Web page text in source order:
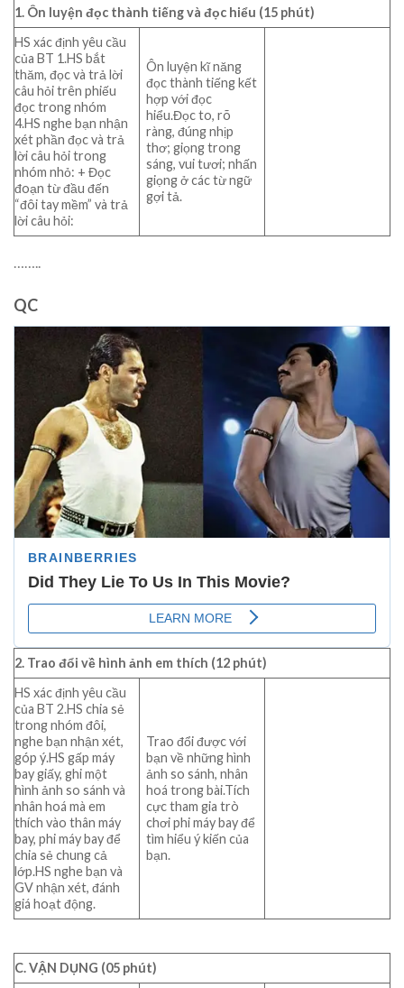
1. Ôn luyện đọc thành tiếng và đọc hiểu (15 phút)
HS xác định yêu cầu
của BT 1.HS bắt
thăm, đọc và trả lời
câu hỏi trên phiếu
đọc trong nhóm
4.HS nghe bạn nhận
xét phần đọc và trả
lời câu hỏi trong
nhóm nhỏ: + Đọc
đoạn từ đầu đến
“đôi tay mềm” và trả
lời câu hỏi:
Ôn luyện kĩ năng
đọc thành tiếng kết
hợp với đọc
hiểu.Đọc to, rõ
ràng, đúng nhịp
thơ; giọng trong
sáng, vui tươi; nhấn
giọng ở các từ ngữ
gợi tả.
……..
QC
2. Trao đổi về hình ảnh em thích (12 phút)
HS xác định yêu cầu
của BT 2.HS chia sẻ
trong nhóm đôi,
nghe bạn nhận xét,
góp ý.HS gấp máy
bay giấy, ghi một
hình ảnh so sánh và
nhân hoá mà em
thích vào thân máy
bay, phi máy bay để
chia sẻ chung cả
lớp.HS nghe bạn và
GV nhận xét, đánh
giá hoạt động.
Trao đổi được với
bạn về những hình
ảnh so sánh, nhân
hoá trong bài.Tích
cực tham gia trò
chơi phi máy bay để
tìm hiểu ý kiến của
bạn.
C. VẬN DỤNG (05 phút)